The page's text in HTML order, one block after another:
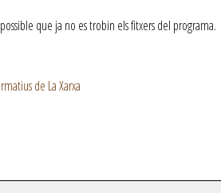
que ja no es trobin els fitxers del programa.
de La Xarxa